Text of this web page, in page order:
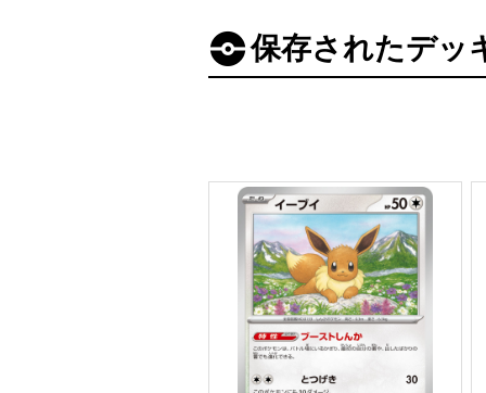
保存されたデッ